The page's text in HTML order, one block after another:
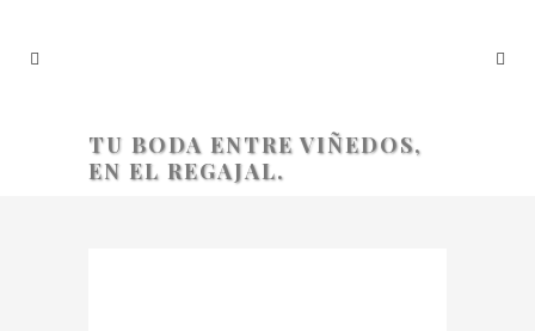
TU BODA ENTRE VIÑEDOS,
EN EL REGAJAL.